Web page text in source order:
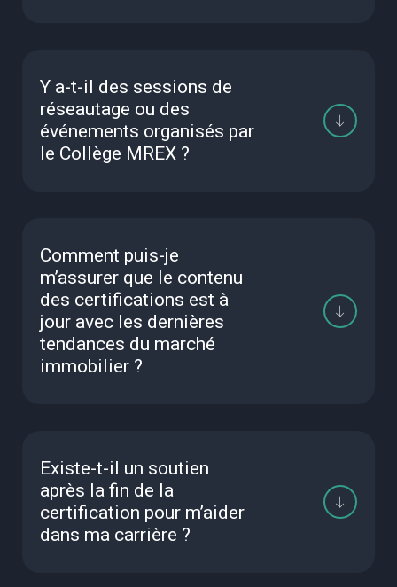
Y a-t-il des sessions de
réseautage ou des
événements organisés par
le Collège MREX ?
Comment puis-je
m’assurer que le contenu
des certifications est à
jour avec les dernières
tendances du marché
immobilier ?
Existe-t-il un soutien
après la fin de la
certification pour m’aider
dans ma carrière ?